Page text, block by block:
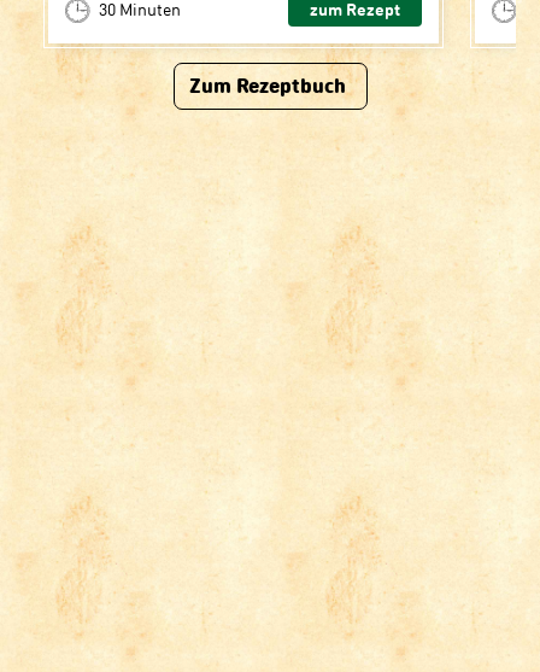
30 Minuten zum Rezept
Zum Rezeptbuch